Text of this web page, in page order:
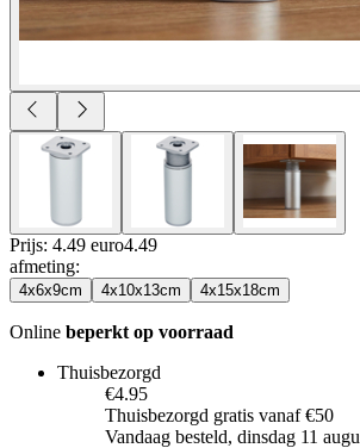
Prijs: 4.49 euro4.49
afmeting:
4x6x9cm 4x10x13cm 4x15x18cm
Online beperkt op voorraad
Thuisbezorgd
€4.95
Thuisbezorgd gratis vanaf €50
Vandaag besteld, dinsdag 11